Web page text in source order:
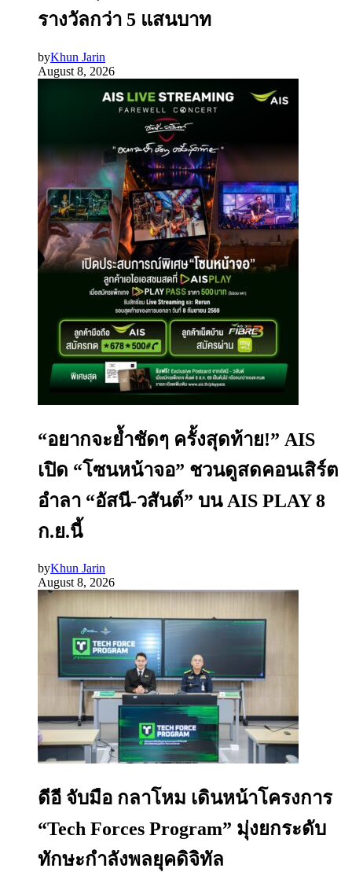
รางวัลกว่า 5 แสนบาท
byKhun Jarin
August 8, 2026
“อยากจะย้ำชัดๆ ครั้งสุดท้าย!” AIS
เปิด “โซนหน้าจอ” ชวนดูสดคอนเสิร์ต
อำลา “อัสนี-วสันต์” บน AIS PLAY 8
ก.ย.นี้
byKhun Jarin
August 8, 2026
ดีอี จับมือ กลาโหม เดินหน้าโครงการ
“Tech Forces Program” มุ่งยกระดับ
ทักษะกำลังพลยุคดิจิทัล